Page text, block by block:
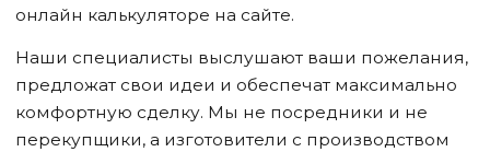
онлайн калькуляторе на сайте.
Наши специалисты выслушают ваши пожелания,
предложат свои идеи и обеспечат максимально
комфортную сделку. Мы не посредники и не
перекупщики, а изготовители с производством